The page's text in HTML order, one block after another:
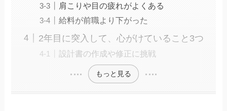
肩こりや目の疲れがよくある
給料が前職より下がった
2年目に突入して、心がけていること3つ
設計書の作成や修正に挑戦
もっと見る